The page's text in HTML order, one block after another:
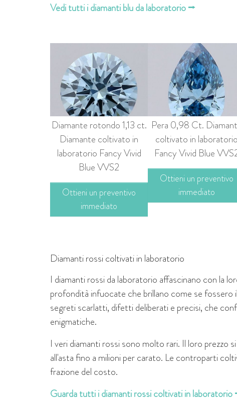
Vedi tutti i diamanti blu da laboratorio ⭢
Diamante rotondo 1,13 ct.
Diamante coltivato in
laboratorio Fancy Vivid
Blue VVS2
Ottieni un preventivo
immediato
Pera 0,98 Ct.
coltivato in laboratorio
Fancy Vivid Blue
Ottieni un preventivo
immediato
Diamanti rossi coltivati in laboratorio
I diamanti rossi da laboratorio affascinano con la
profondità infuocate che brillano come se
segreti scarlatti, difetti deliberati e precisi, che
enigmatiche.
I veri diamanti rossi sono molto rari. Il loro
all'asta fino a milioni per carato. Le controparti
frazione del costo.
Guarda tutti i diamanti rossi coltivati in